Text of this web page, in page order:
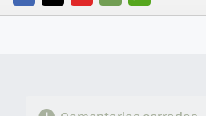
FACEBOOK
TWITTERFLIPBOARD
E-
WHATSAPP